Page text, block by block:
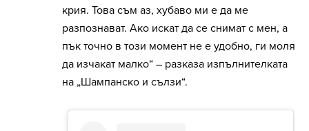
крия. Това съм аз, хубаво ми е да ме
разпознават. Ако искат да се снимат с мен, а
пък точно в този момент не е удобно, ги моля
да изчакат малко“ – разказа изпълнителката
на „Шампанско и сълзи“.